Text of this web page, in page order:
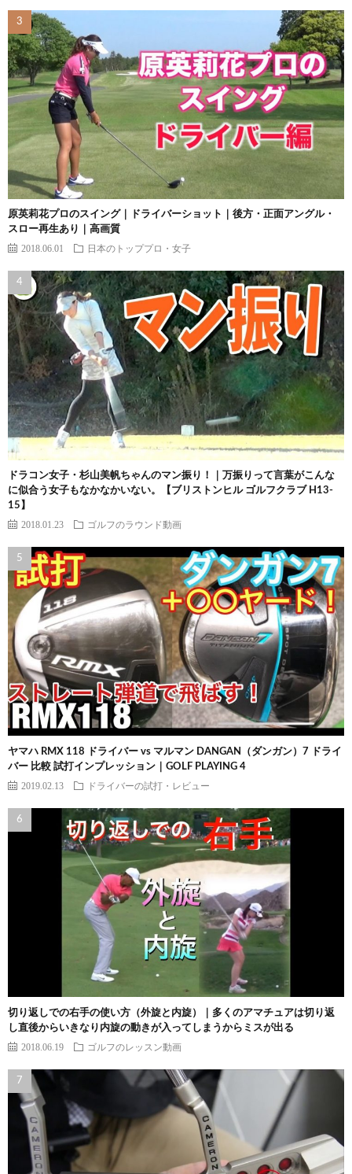
原英莉花プロのスイング｜ドライバーショット｜後方・正面アングル・
スロー再生あり｜高画質
2018.06.01 日本のトッププロ・女子
ドラコン女子・杉山美帆ちゃんのマン振り！｜万振りって言葉がこんな
に似合う女子もなかなかいない。【ブリストンヒル ゴルフクラブ H13-
15】
2018.01.23 ゴルフのラウンド動画
ヤマハ RMX 118 ドライバー vs マルマン DANGAN（ダンガン）7 ドライ
バー 比較 試打インプレッション｜GOLF PLAYING 4
2019.02.13 ドライバーの試打・レビュー
切り返しでの右手の使い方（外旋と内旋）｜多くのアマチュアは切り返
し直後からいきなり内旋の動きが入ってしまうからミスが出る
2018.06.19 ゴルフのレッスン動画